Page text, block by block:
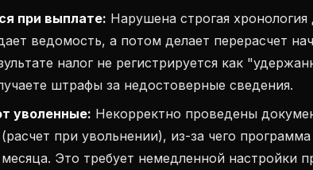
при выплате: Нарушена строгая
ведомость, а потом делает перерасчет
налог не регистрируется как
штрафы за недостоверные сведения.
уволенные: Некорректно проведены
при увольнении), из-за чего
Это требует немедленной настройки